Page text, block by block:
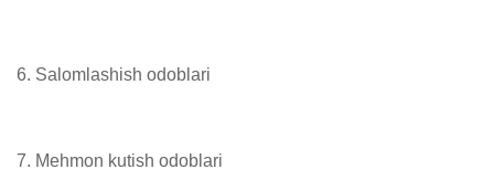
6. Salomlashish odoblari
7. Mehmon kutish odoblari